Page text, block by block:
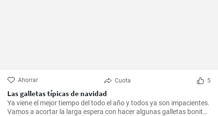
Ahorrar Cuota 5
Las galletas típicas de navidad
Ya viene el mejor tiempo del todo el año y todos ya son impacientes.
Vamos a acortar la larga espera con hacer algunas galletas bonitas